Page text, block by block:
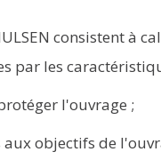
consistent à
par les
l'ouvrage ;
aux objectifs de